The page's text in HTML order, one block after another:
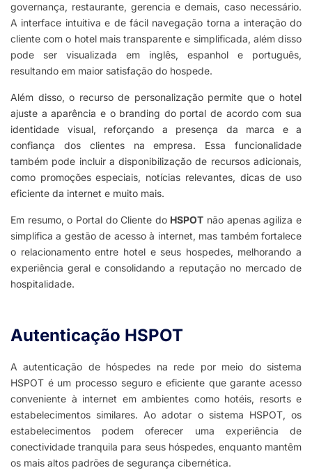
governança, restaurante, gerencia e demais, caso necessário.
A interface intuitiva e de fácil navegação torna a interação do
cliente com o hotel mais transparente e simplificada, além disso
pode ser visualizada em inglês, espanhol e português,
resultando em maior satisfação do hospede.
Além disso, o recurso de personalização permite que o hotel
ajuste a aparência e o branding do portal de acordo com sua
identidade visual, reforçando a presença da marca e a
confiança dos clientes na empresa. Essa funcionalidade
também pode incluir a disponibilização de recursos adicionais,
como promoções especiais, notícias relevantes, dicas de uso
eficiente da internet e muito mais.
Em resumo, o Portal do Cliente do HSPOT não apenas agiliza e
simplifica a gestão de acesso à internet, mas também fortalece
o relacionamento entre hotel e seus hospedes, melhorando a
experiência geral e consolidando a reputação no mercado de
hospitalidade.
Autenticação HSPOT
A autenticação de hóspedes na rede por meio do sistema
HSPOT é um processo seguro e eficiente que garante acesso
conveniente à internet em ambientes como hotéis, resorts e
estabelecimentos similares. Ao adotar o sistema HSPOT, os
estabelecimentos podem oferecer uma experiência de
conectividade tranquila para seus hóspedes, enquanto mantêm
os mais altos padrões de segurança cibernética.